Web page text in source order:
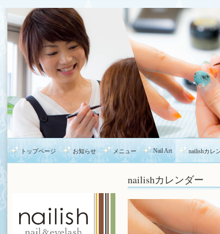
トップページ お知らせ メニュー Nail Art nailishカレ
nailishカレンダー